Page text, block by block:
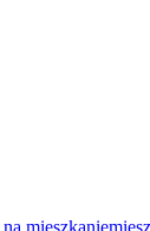
mieszkanie